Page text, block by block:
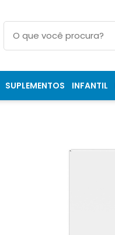
SUPLEMENTOS INFANTIL